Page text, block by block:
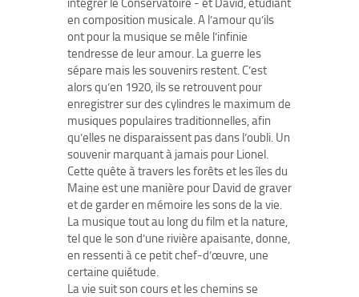
intégrer le Conservatoire - et David, étudiant
en composition musicale. A l’amour qu’ils
ont pour la musique se mêle l’infinie
tendresse de leur amour. La guerre les
sépare mais les souvenirs restent. C’est
alors qu’en 1920, ils se retrouvent pour
enregistrer sur des cylindres le maximum de
musiques populaires traditionnelles, afin
qu’elles ne disparaissent pas dans l’oubli. Un
souvenir marquant à jamais pour Lionel.
Cette quête à travers les forêts et les îles du
Maine est une manière pour David de graver
et de garder en mémoire les sons de la vie.
La musique tout au long du film et la nature,
tel que le son d’une rivière apaisante, donne,
en ressenti à ce petit chef-d’œuvre, une
certaine quiétude.
La vie suit son cours et les chemins se